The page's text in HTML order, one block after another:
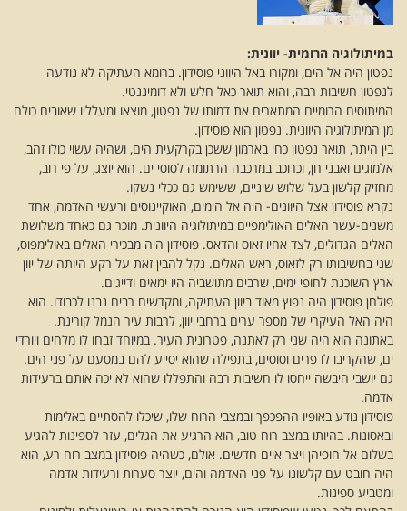
במיתולוגיה הרומית- יוונית:
נפטון היה אל הים, ומקורו באל היווני פוסידון. ברומא העתיקה לא נודעה
לנפטון חשיבות רבה, והוא תואר כאל חלש ולא דומיננטי.
המיתוסים הרומיים המתארים את דמותו של נפטון, מוצאו ומעלליו שאובים כולם
מן המיתולוגיה היוונית. נפטון הוא פוסידון.
בין היתר, תואר נפטון כחי בארמון ששכן בקרקעית הים, ושהיה עשוי כולו זהב,
אלמוגים ואבני חן, וכרוכב במרכבה הרתומה לסוסי ים. הוא יוצג, על פי רוב,
מחזיק קלשון בעל שלוש שיניים, ששימש גם ככלי נשקו.
נקרא פוסידון אצל היוונים- היה אל הימים, האוקיינוסים ורעשי האדמה, אחד
משנים-עשר האלים האולימפיים במיתולוגיה היוונית. מוכר גם כאחד משלושת
האלים הגדולים, לצד אחיו זאוס והדאס. פוסידון היה מבכירי האלים באולימפוס,
שני בחשיבותו רק לזאוס, ראש האלים. נקל להבין זאת על רקע היותה של יוון
ארץ השוכנת לחופי ימים, שרבים מתושביה היו ימאים ודייגים.
פולחן פוסידון היה נפוץ מאוד ביוון העתיקה, ומקדשים רבים נבנו לכבודו. הוא
היה האל העיקרי של מספר ערים ברחבי יוון, לרבות עיר הנמל קורינת.
באתונה הוא היה שני רק לאתנה, פטרונית העיר. במיוחד זבחו לו מלחים ויורדי
ים, שהקריבו לו פרים וסוסים, בתפילה שהוא יסייע להם במסעם על פני הים.
גם יושבי היבשה ייחסו לו חשיבות רבה והתפללו שהוא לא יכה אותם ברעידות
אדמה.
פוסידון נודע באופיו ההפכפך ובמצבי הרוח שלו, שיכלו להסתיים באלימות
ובאסונות. בהיותו במצב רוח טוב, הוא הרגיע את הגלים, עזר לספינות להגיע
בשלום אל חופיהן ויצר איים חדשים. אולם, כשהיה פוסידון במצב רוח רע, הוא
היה חובט עם קלשונו על פני האדמה והים, יוצר סערות ורעידות אדמה
ומטביע ספינות.